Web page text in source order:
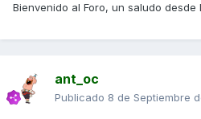
Bienvenido al Foro, un saludo desde
ant_oc
Publicado 8 de Septiembre